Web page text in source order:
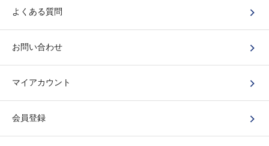
よくある質問
お問い合わせ
マイアカウント
会員登録